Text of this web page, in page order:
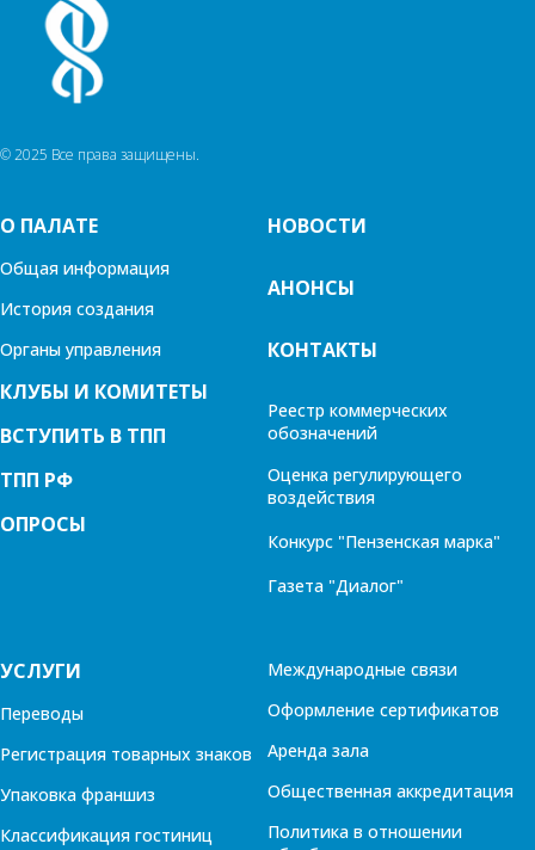
© 2025 Все права защищены.
О ПАЛАТЕ
Общая информация
История создания
Органы управления
КЛУБЫ И КОМИТЕТЫ
ВСТУПИТЬ В ТПП
ТПП РФ
ОПРОСЫ
НОВОСТИ
АНОНСЫ
КОНТАКТЫ
Реестр коммерческих
обозначений
Оценка регулирующего
воздействия
Конкурс "Пензенская марка"
Газета "Диалог"
УСЛУГИ
Переводы
Регистрация товарных знаков
Упаковка франшиз
Классификация гостиниц
Международные связи
Оформление сертификатов
Аренда зала
Общественная аккредитация
Политика в отношении